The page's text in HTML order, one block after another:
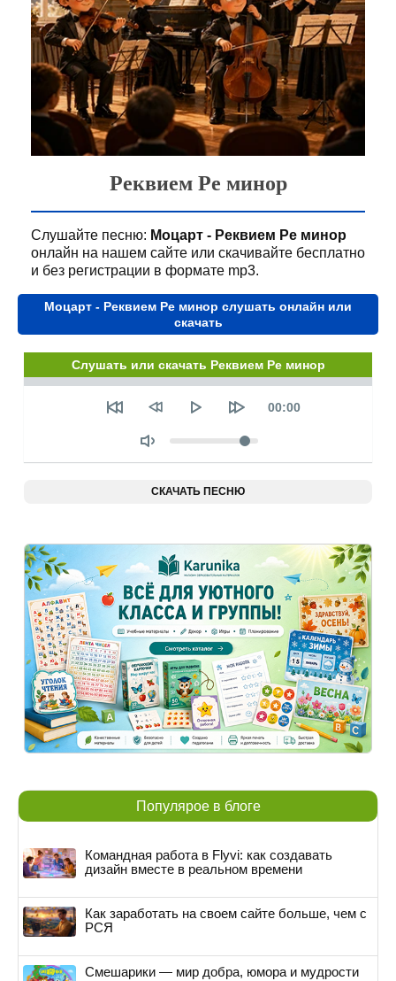
Реквием Ре минор
Слушайте песню: Моцарт - Реквием Ре минор
онлайн на нашем сайте или скачивайте бесплатно
и без регистрации в формате mp3.
Моцарт - Реквием Ре минор слушать онлайн или
скачать
Слушать или скачать Реквием Ре минор
Seek
Текущее
00:00
Объем
СКАЧАТЬ ПЕСНЮ
Популярое в блоге
Командная работа в Flyvi: как создавать
дизайн вместе в реальном времени
Как заработать на своем сайте больше, чем с
РСЯ
Смешарики — мир добра, юмора и мудрости